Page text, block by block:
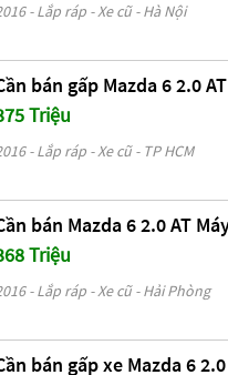
- Lắp ráp - Xe cũ - Hà Nội
bán gấp Mazda 6 2.0
Triệu
- Lắp ráp - Xe cũ - TP HCM
bán Mazda 6 2.0 AT
Triệu
- Lắp ráp - Xe cũ - Hải Phòng
bán gấp xe Mazda 6